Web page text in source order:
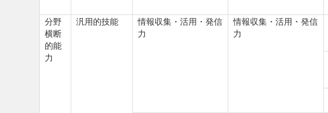
分野
横断
的能
力
汎用的技能
情報収集・活用・発信
力
情報収集・活用・発信
力